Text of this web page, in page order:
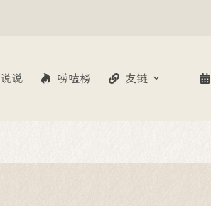
说说 唠嗑榜 友链